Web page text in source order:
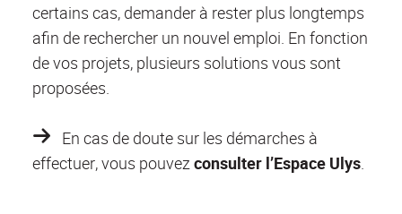
certains cas, demander à rester plus longtemps
afin de rechercher un nouvel emploi. En fonction
de vos projets, plusieurs solutions vous sont
proposées.
En cas de doutesur les démarches à
effectuer, vous pouvezconsulter l’Espace Ulys.